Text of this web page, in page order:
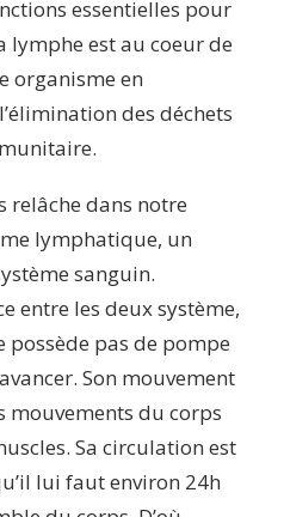
essentielles pour
lymphe est au coeur de
organisme en
des déchets
relâche dans notre
lymphatique, un
sanguin.
entre les deux système,
possède pas de pompe
Son mouvement
mouvements du corps
Sa circulation est
lui faut environ 24h